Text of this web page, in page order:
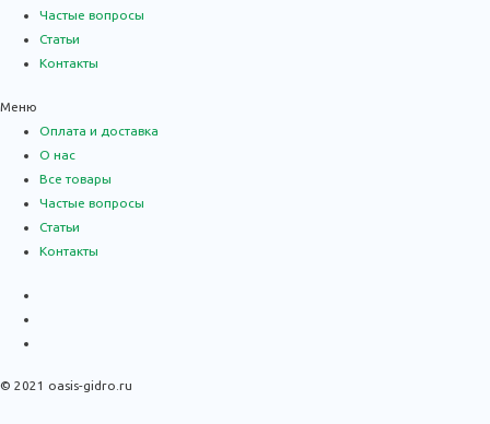
Частые вопросы
Статьи
Контакты
Меню
Оплата и доставка
О нас
Все товары
Частые вопросы
Статьи
Контакты
© 2021 oasis-gidro.ru